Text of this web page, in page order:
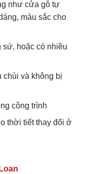
như cửa gỗ tự
màu sắc cho
sứ, hoặc có nhiều
chùi và không bị
công trình
thời tiết thay đổi ở